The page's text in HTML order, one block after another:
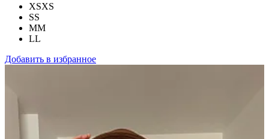
XSXS
SS
MM
LL
Добавить в избранное